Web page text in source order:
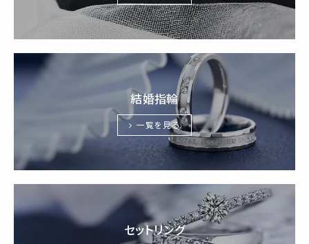
結婚指輪
一覧を見る
セットリング